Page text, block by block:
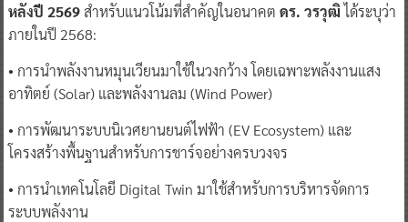
หลังปี 2569สำหรับแนวโน้มที่สำคัญในอนาคต ดร. วรวุฒิได้ระบุว่า
ภายในปี 2568:
• การนำพลังงานหมุนเวียนมาใช้ในวงกว้าง โดยเฉพาะพลังงานแสง
อาทิตย์ (Solar) และพลังงานลม (Wind Power)
• การพัฒนาระบบนิเวศยานยนต์ไฟฟ้า (EV Ecosystem) และ
โครงสร้างพื้นฐานสำหรับการชาร์จอย่างครบวงจร
• การนำเทคโนโลยี Digital Twin มาใช้สำหรับการบริหารจัดการ
ระบบพลังงาน